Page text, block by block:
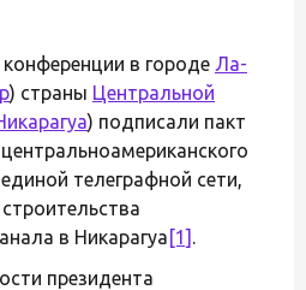
в городе Ла-
) страны Центральной
) подписали пакт
телеграфной сети,
в Никарагуа [1] .
президента